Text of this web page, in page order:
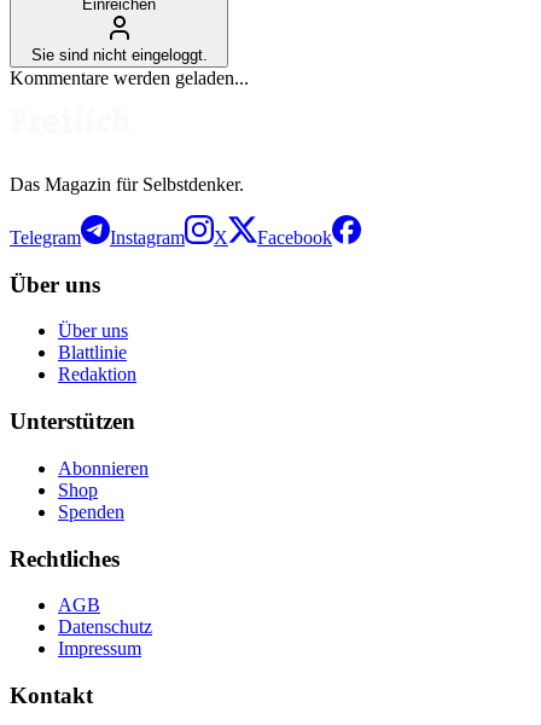
Einreichen
Sie sind nicht eingeloggt.
Kommentare werden geladen...
Das Magazin für Selbstdenker.
Telegram Instagram X Facebook
Über uns
Über uns
Blattlinie
Redaktion
Unterstützen
Abonnieren
Shop
Spenden
Rechtliches
AGB
Datenschutz
Impressum
Kontakt